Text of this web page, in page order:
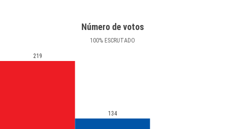
Número de votos
100% ESCRUTADO
219
134